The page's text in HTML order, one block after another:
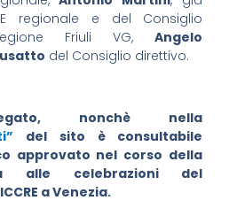
regionale e del Consiglio
Friuli VG,Angelo
del Consiglio direttivo.
nonchè nella
del sito è consultabile
approvato nel corso della
alle celebrazioni del
a Venezia.